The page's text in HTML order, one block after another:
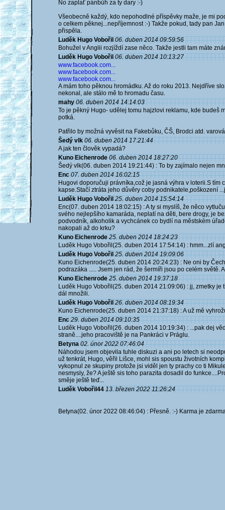
No zaplať pánbůh za ty dary :-)
Všeobecně každý, kdo nepohodlné příspěvky maže, je mi
o celkem pěknej...nepříjemnost :-) Takže pokud, tady pan
přispěla.
Luděk Hugo Vobořil 06. duben 2014 09:59:56
Bohužel v Anglii rozjíždí zase něco. Takže jestli tam máte
Luděk Hugo Vobořil 06. duben 2014 10:13:27
www.facebook.com...
www.facebook.com...
www.facebook.com...
A mám toho pěknou hromádku. Až do roku 2013. Nejdříve
nekonal, ale stálo mě to hromadu času.
mahy 06. duben 2014 14:14:03
To je pěkný Hugo- udělej tomu hajzlovi reklamu, kde budeš
potká.
Patřilo by možná vyvěsit na Fakebůku, ČŠ, Brodci atd.
Šedý vlk 06. duben 2014 17:21:44
A jak ten člověk vypadá?
Kuno Eichenrode 06. duben 2014 18:27:20
Šedý vlk(06. duben 2014 19:21:44) : To by zajímalo nejen
Enc 07. duben 2014 16:02:15
Hugovi doporučuji právníka,což je jasná výhra v loterii.S tím
kapse.Stačí ztráta jeho důvěry coby podnikatele,poškození
Luděk Hugo Vobořil 25. duben 2014 15:54:14
Enc(07. duben 2014 18:02:15) : A ty si myslíš, že něco
svého nejlepšího kamaráda, neplatí na děti, bere drogy, je
podvodník, alkoholik a vychcánek co bydlí na městském
nakopali až do krku?
Kuno Eichenrode 25. duben 2014 18:24:23
Luděk Hugo Vobořil(25. duben 2014 17:54:14) : hmm...zlí
Luděk Hugo Vobořil 25. duben 2014 19:09:06
Kuno Eichenrode(25. duben 2014 20:24:23) : Ne oni by
podrazáka ..... Jsem jen rád, že šermíři jsou po celém světě.
Kuno Eichenrode 25. duben 2014 19:37:18
Luděk Hugo Vobořil(25. duben 2014 21:09:06) : jj, zmetky
dál množili.
Luděk Hugo Vobořil 26. duben 2014 08:19:34
Kuno Eichenrode(25. duben 2014 21:37:18) : A už mě
Enc 29. duben 2014 09:10:35
Luděk Hugo Vobořil(26. duben 2014 10:19:34) : ...pak dej
straně....jeho pracoviště je na Pankráci v Práglu.
Betyna 02. únor 2022 07:46:04
Náhodou jsem objevila tuhle diskuzi a ani po letech si
už tenkrát, Hugo, věřil Lišce, mohl sis spoustu životních
vykopnul ze skupiny protože jsi viděl jen ty prachy co ti
nesmysly, že? A ještě sis toho parazita dosadil do
směje ještě teď...
Luděk Vobořil44 13. březen 2022 11:26:24
Betyna(02. únor 2022 08:46:04) : Přesně. :-) Karma je